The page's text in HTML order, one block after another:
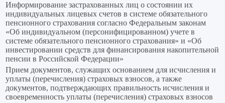
Информирование застрахованных лиц о состоянии их
индивидуальных лицевых счетов в системе обязательного
пенсионного страхования согласно Федеральным законам
«Об индивидуальном (персонифицированном) учете в
системе обязательного пенсионного страхования» и «Об
инвестировании средств для финансирования накопительной
пенсии в Российской Федерации»
Прием документов, служащих основанием для исчисления и
уплаты (перечисления) страховых взносов, а также
документов, подтверждающих правильность исчисления и
своевременность уплаты (перечисления) страховых взносов